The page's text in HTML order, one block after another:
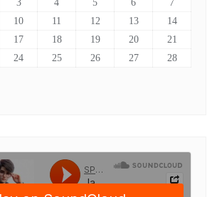
3 4 5 6
7
10 11 12 13
14
17 18 19 20
21
24 25 26 27 28